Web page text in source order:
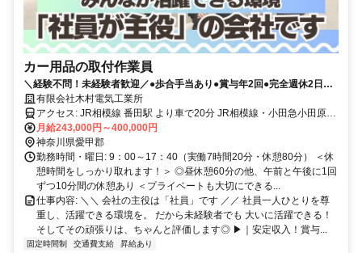
カー用品の取付作業員
＼経験不問！未経験者歓迎／●歩合手当あり●賞与年2回●完全週休2日制
「従業員満足のために福利厚生を整えました！」
有限会社木村電気工業所
アクセス: JR相模線 番田駅 より車で20分 JR相模線・小田急小田原線
厚木駅 より車で25分
月給243,000円～400,000円
神奈川県愛甲郡
勤務時間・曜日: 9：00～17：40（実働7時間20分・休憩80分） ＜休
憩時間をしっかり取れます！＞ ◎昼休憩60分の他、午前と午後に1回
ずつ10分間の休憩あり ＜プライベートも大切にできる...
仕事内容: ＼＼ 会社の主役は「社員」です ／／ 社員一人ひとりを尊
重し、活躍できる環境を。 だから未経験者でも 大いに活躍できる！
そしてその頑張りは、ちゃんと評価します◎ ▶｜安定収入！賞与...
固定時間制 交通費支給 昇給あり